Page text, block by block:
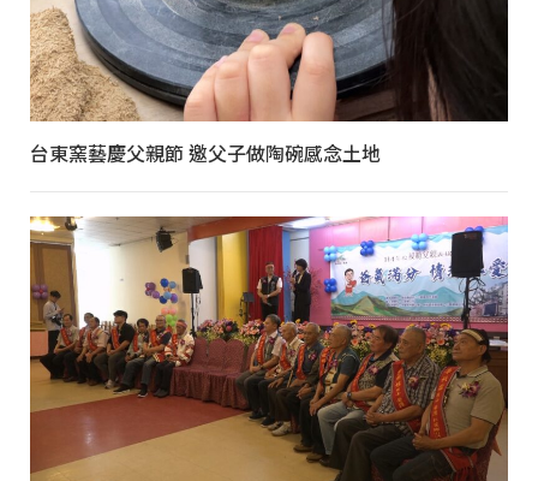
台東窯藝慶父親節 邀父子做陶碗感念土地